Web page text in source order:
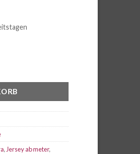
, Jersey ab meter,